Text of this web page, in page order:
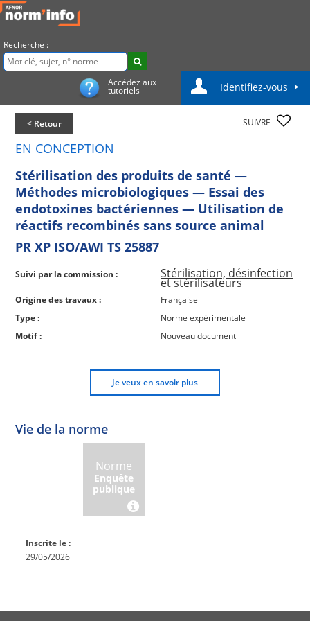
Recherche :
Accédez aux
tutoriels Identifiez-vous
< Retour SUIVRE
EN CONCEPTION
Stérilisation des produits de santé —
Méthodes microbiologiques — Essai des
endotoxines bactériennes — Utilisation de
réactifs recombinés sans source animal
PR XP ISO/AWI TS 25887
Suivi par la commission : Stérilisation, désinfection
et stérilisateurs
Origine des travaux :
Française
Type :
Norme expérimentale
Motif :
Nouveau document
Je veux en savoir plus
Vie de la norme
Inscrite le :
29/05/2026
Norme
Enquête
publique